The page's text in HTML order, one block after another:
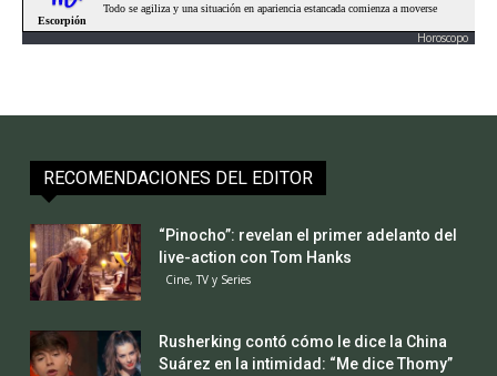
Horoscopo
RECOMENDACIONES DEL EDITOR
“Pinocho”: revelan el primer adelanto del
live-action con Tom Hanks
Cine, TV y Series
Rusherking contó cómo le dice la China
Suárez en la intimidad: “Me dice Thomy”